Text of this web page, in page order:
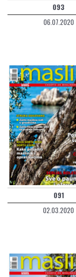
093
06.07.2020
091
02.03.2020